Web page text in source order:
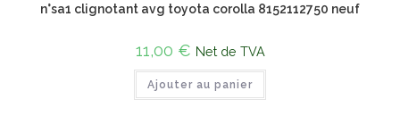
n°sa1 clignotant avg toyota corolla 8152112750 neuf
11,00 € Net de TVA
Ajouter au panier